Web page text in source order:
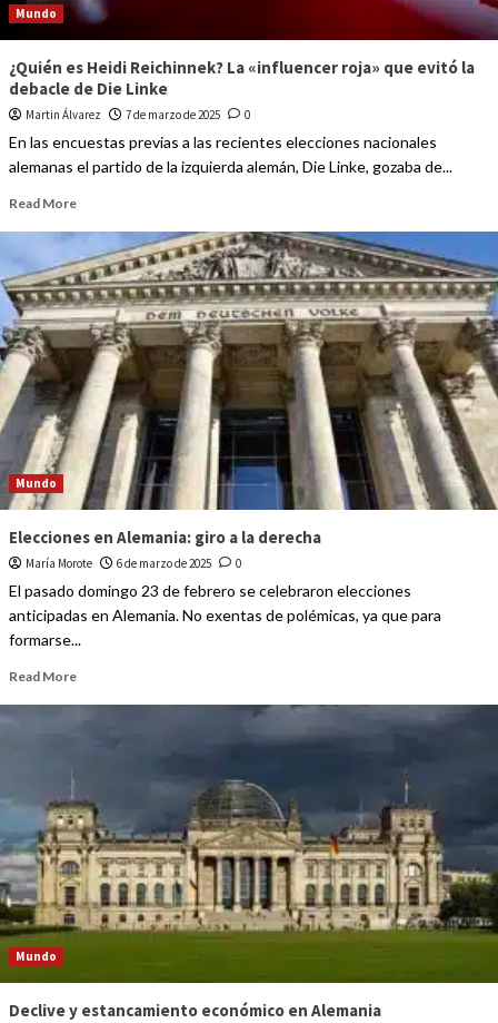
Mundo
¿Quién es Heidi Reichinnek? La «influencer roja» que evitó la
debacle de Die Linke
Martin Álvarez 7 de marzo de 2025 0
En las encuestas previas a las recientes elecciones nacionales
alemanas el partido de la izquierda alemán, Die Linke, gozaba de...
Read More
Mundo
Elecciones en Alemania: giro a la derecha
María Morote 6 de marzo de 2025 0
El pasado domingo 23 de febrero se celebraron elecciones
anticipadas en Alemania. No exentas de polémicas, ya que para
formarse...
Read More
Mundo
Declive y estancamiento económico en Alemania